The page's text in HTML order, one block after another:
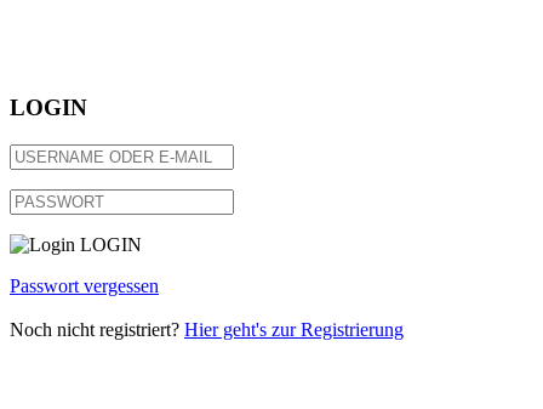
LOGIN
LOGIN
Passwort vergessen
Noch nicht registriert? Hier geht's zur Registrierung